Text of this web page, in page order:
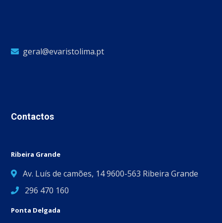
geral@evaristolima.pt
Contactos
Ribeira Grande
Av. Luís de camões, 14 9600-563 Ribeira Grande
296 470 160
Ponta Delgada